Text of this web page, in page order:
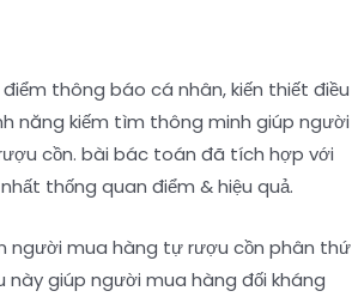
thông báo cá nhân, kiến thiết điều
năng kiếm tìm thông minh giúp người
cồn. bài bác toán đã tích hợp với
thống quan điểm & hiệu quả.
người mua hàng tự rượu cồn phân thứ
này giúp người mua hàng đối kháng